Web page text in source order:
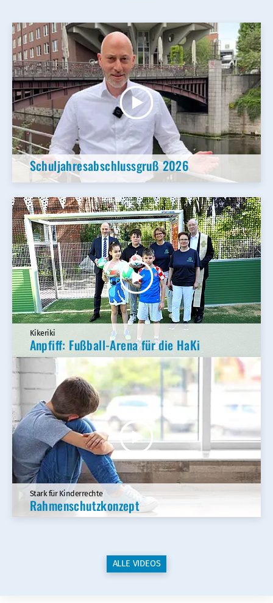
Schuljahresabschlussgruß 2026
Kikeriki
Anpfiff: Fußball-Arena für die HaKi
Stark für Kinderrechte
Rahmenschutzkonzept
ALLE VIDEOS